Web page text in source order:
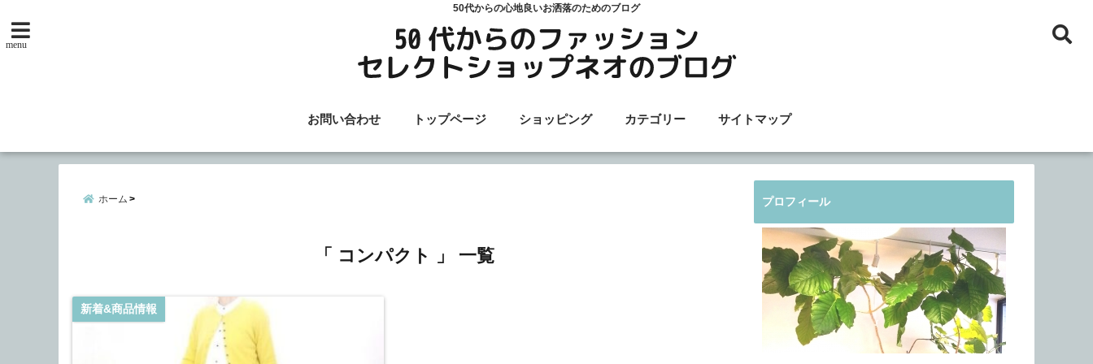
50代からの心地良いお洒落のためのブログ
menu
お問い合わせ トップページ ショッピング カテゴリー サイトマップ
ホーム
「 コンパクト 」 一覧
新着&商品情報
プロフィール